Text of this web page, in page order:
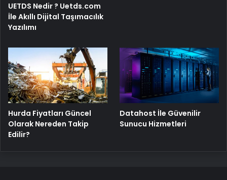
UETDS Nedir ? Uetds.com
İle Akıllı Dijital Taşımacılık
Yazılımı
Hurda Fiyatları Güncel
Olarak Nereden Takip
Edilir?
Datahost İle Güvenilir
Sunucu Hizmetleri